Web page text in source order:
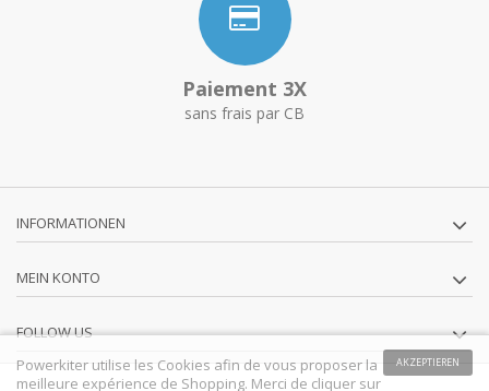
Paiement 3X
sans frais par CB
INFORMATIONEN
MEIN KONTO
FOLLOW US
AKZEPTIEREN
Powerkiter utilise les Cookies afin de vous proposer la
meilleure expérience de Shopping. Merci de cliquer sur